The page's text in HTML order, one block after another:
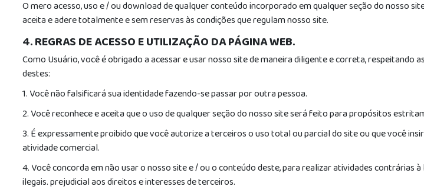
O mero acesso, uso e / ou download de qualquer conteúdo incorporado em qualquer seção do nosso
aceita e adere totalmente e sem reservas às condições que regulam nosso site.
4. REGRAS DE ACESSO E UTILIZAÇÃO DA PÁGINA WEB.
Como Usuário, você é obrigado a acessar e usar nosso site de maneira diligente e correta,
destes:
1. Você não falsificará sua identidade fazendo-se passar por outra pessoa.
2. Você reconhece e aceita que o uso de qualquer seção do nosso site será feito para propósitos
3. É expressamente proibido que você autorize a terceiros o uso total ou parcial do site ou que você
atividade comercial.
4. Você concorda em não usar o nosso site e / ou o conteúdo deste, para realizar atividades
ilegais. prejudicial aos direitos e interesses de terceiros.